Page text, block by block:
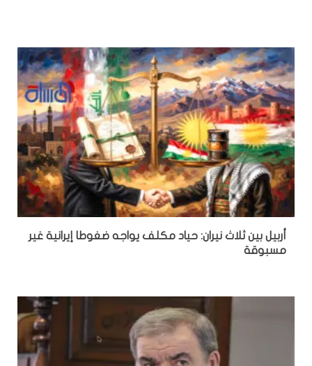
أربيل بين ثلاث نيران: حياد مكلف يواجه ضغوطا إيرانية غير
مسبوقة